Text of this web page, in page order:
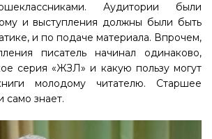
Аудитории были
и выступления должны были быть
и по подаче материала. Впрочем,
писатель начинал одинаково,
серия «ЖЗЛ» и какую пользу могут
молодому читателю. Старшее
само знает.